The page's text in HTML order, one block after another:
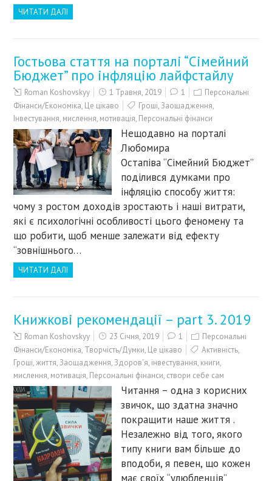
ЧИТАТИ ДАЛІ
Гостьова стаття на порталі “Сімейний
Бюджет” про інфляцію лайфстайлу
Roman Koshovskyy 1 Травня, 2019 1
Персональні
Фінанси/Економіка, Це цікаво Гроші,Заощадження,
Інвестування, мислення, мотивація, Персональні фінанси
Нещодавно на порталі
Любомира
Остапіва “Сімейний Бюджет”
поділився думками про
інфляцію способу життя:
чому з ростом доходів зростають і наші витрати,
які є психологічні особливості цього феномену та
що робити, щоб менше залежати від ефекту
“зовнішнього…
ЧИТАТИ ДАЛІ
Книжкові рекомендації – part 3. 2019
Roman Koshovskyy 23 Січня, 2019 1
Персональні
Фінанси/Економіка, Творчість/Думки, Це цікаво Активність,
Гроші,життя,Заощадження,Здоров'я, інвестування, книги,
мислення, мотивація, Персональні фінанси, створи себе сам
Читання – одна з корисних
звичок, що здатна значно
покращити наше життя .
Незалежно від того, якого
типу книги вам більше до
вподоби, я певен, що кожен
має своїх “улюбленців”